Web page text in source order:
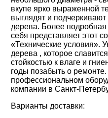
вкупе ярко выраженной
выглядят и подчеркивают
дерева. Более
себя представляет этот
«Технические условия».
дерева , которое
стойкостью к влаге и
годы позабыть о
профессиональном
компании в Санкт-
Варианты доставки: